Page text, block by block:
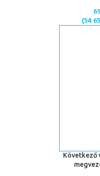
(54
KOSÁRBA
Következő